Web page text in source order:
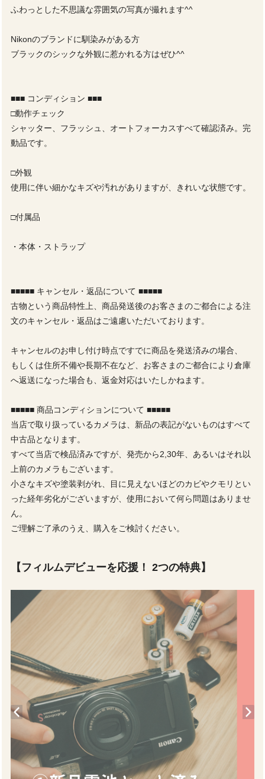
ふわっとした不思議な雰囲気の写真が撮れます^^
Nikonのブランドに馴染みがある方
ブラックのシックな外観に惹かれる方はぜひ^^
■■■ コンディション ■■■
□動作チェック
シャッター、フラッシュ、オートフォーカスすべて確認済み。完
動品です。
□外観
使用に伴い細かなキズや汚れがありますが、きれいな状態です。
□付属品
・本体・ストラップ
■■■■■ キャンセル・返品について ■■■■■
古物という商品特性上、商品発送後のお客さまのご都合による注
文のキャンセル・返品はご遠慮いただいております。
キャンセルのお申し付け時点ですでに商品を発送済みの場合、
もしくは住所不備や長期不在など、お客さまのご都合により倉庫
へ返送になった場合も、返金対応はいたしかねます。
■■■■■ 商品コンディションについて ■■■■■
当店で取り扱っているカメラは、新品の表記がないものはすべて
中古品となります。
すべて当店で検品済みですが、発売から2,30年、あるいはそれ以
上前のカメラもございます。
小さなキズや塗装剥がれ、目に見えないほどのカビやクモリとい
った経年劣化がございますが、使用において何ら問題はありませ
ん。
ご理解ご了承のうえ、購入をご検討ください。
【フィルムデビューを応援！ 2つの特典】